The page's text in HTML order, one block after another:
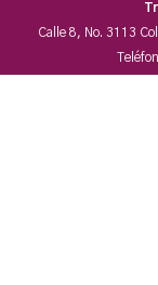
Calle 8, No. 3113